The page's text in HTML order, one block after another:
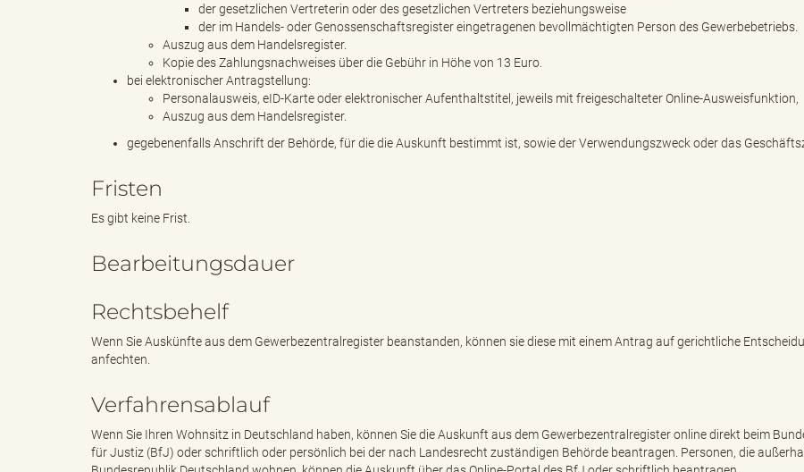
d
e
e
der gesetzlichen Vertreterin oder des gesetzlichen Vertreters beziehungsweise
der im Handels- oder Genossenschaftsregister eingetragenen bevollmächtigten Person des Gewerbebetriebs.
Auszug aus dem Handelsregister.
Kopie des Zahlungsnachweises über die Gebühr in Höhe von 13 Euro.
bei elektronischer Antragstellung:
Personalausweis, eID-Karte oder elektronischer Aufenthaltstitel, jeweils mit freigeschalteter Online-Ausweisfunktion,
Auszug aus dem Handelsregister.
gegebenenfalls Anschrift der Behörde, für die die Auskunft bestimmt ist, sowie der Verwendungszweck oder das
Fristen
Es gibt keine Frist.
Bearbeitungsdauer
Rechtsbehelf
Wenn Sie Auskünfte aus dem Gewerbezentralregister beanstanden, können sie diese mit einem Antrag auf gerichtliche
anfechten.
Verfahrensablauf
Wenn Sie Ihren Wohnsitz in Deutschland haben, können Sie die Auskunft aus dem Gewerbezentralregister online direkt beim
für Justiz (BfJ) oder schriftlich oder persönlich bei der nach Landesrecht zuständigen Behörde beantragen. Personen, die